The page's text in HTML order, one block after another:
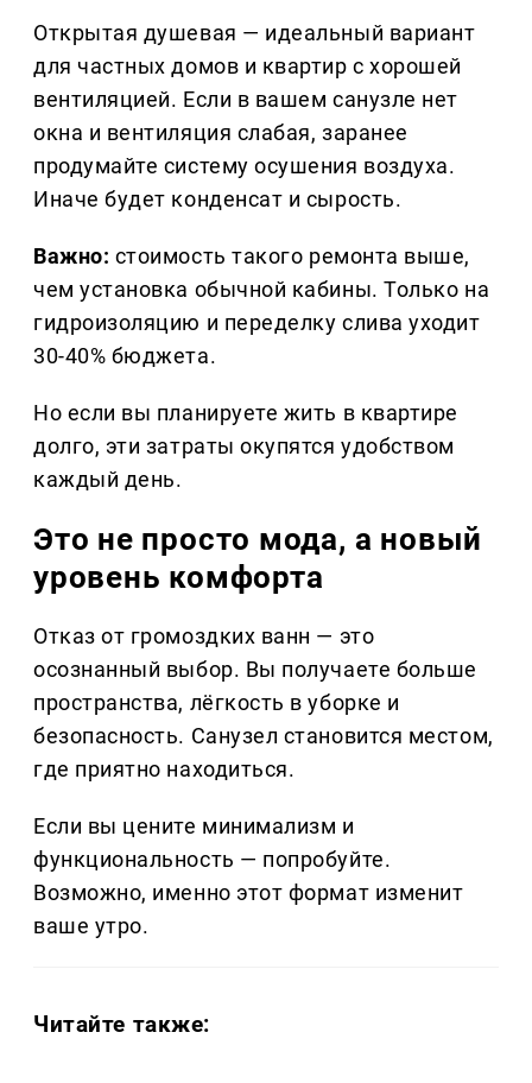
Открытая душевая — идеальный вариант
для частных домов и квартир с хорошей
вентиляцией. Если в вашем санузле нет
окна и вентиляция слабая, заранее
продумайте систему осушения воздуха.
Иначе будет конденсат и сырость.
Важно: стоимость такого ремонта выше,
чем установка обычной кабины. Только на
гидроизоляцию и переделку слива уходит
30-40% бюджета.
Но если вы планируете жить в квартире
долго, эти затраты окупятся удобством
каждый день.
Это не просто мода, а новый
уровень комфорта
Отказ от громоздких ванн — это
осознанный выбор. Вы получаете больше
пространства, лёгкость в уборке и
безопасность. Санузел становится местом,
где приятно находиться.
Если вы цените минимализм и
функциональность — попробуйте.
Возможно, именно этот формат изменит
ваше утро.
Читайте также: